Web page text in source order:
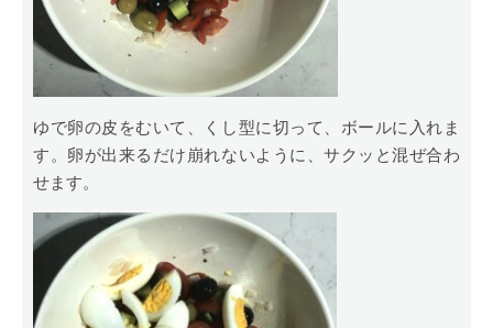
ゆで卵の皮をむいて、くし型に切って、ボールに入れま
す。卵が出来るだけ崩れないように、サクッと混ぜ合わ
せます。